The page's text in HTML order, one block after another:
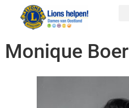
Monique Boer